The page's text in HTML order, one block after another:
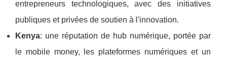
entrepreneurs technologiques, avec des initiatives
publiques et privées de soutien à l'innovation.
Kenya: une réputation de hub numérique, portée par
le mobile money, les plateformes numériques et un